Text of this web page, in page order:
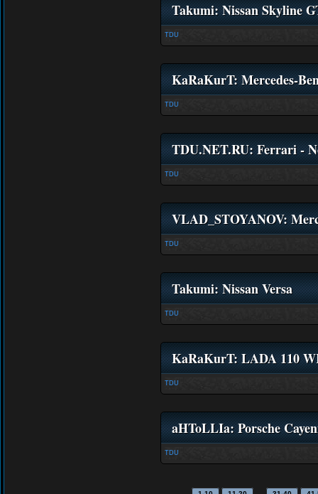
Takumi: Nissan Skyline
TDU
KaRaKurT: Mercedes-
TDU
TDU.NET.RU: Ferrari -
TDU
VLAD_STOYANOV:
TDU
Takumi: Nissan Versa
TDU
KaRaKurT: LADA 110
TDU
aHToLLIa: Porsche
TDU